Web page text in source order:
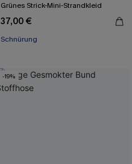
Grünes Strick-Mini-Strandkleid
37,00 €
Schnürung
-19%